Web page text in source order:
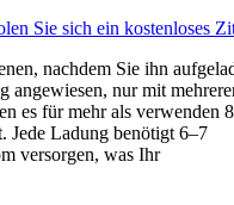
Sie sich ein kostenloses
nachdem Sie ihn
angewiesen, nur mit
es für mehr als verwenden 8
Jede Ladung benötigt 6–7
versorgen, was Ihr